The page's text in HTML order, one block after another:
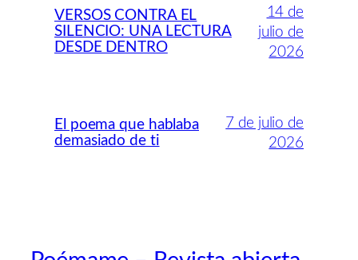
VERSOS CONTRA EL
SILENCIO: UNA LECTURA
DESDE DENTRO
14 de
julio de
2026
El poema que hablaba
demasiado de ti
7 de julio de
2026